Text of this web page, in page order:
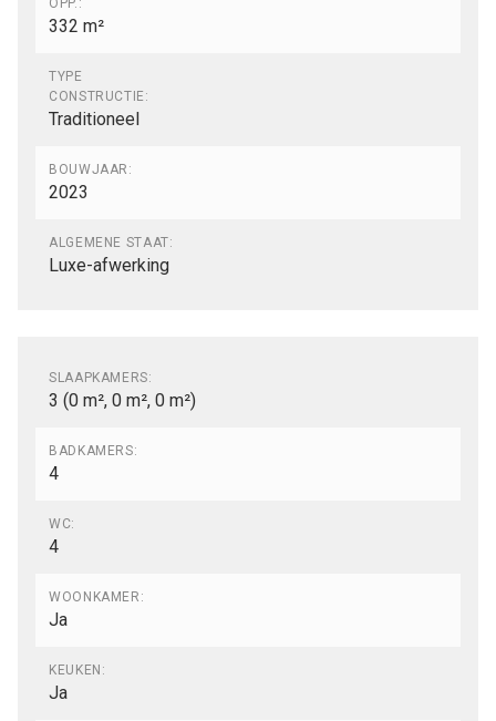
OPP.:
332 m²
TYPE
CONSTRUCTIE:
Traditioneel
BOUWJAAR:
2023
ALGEMENE STAAT:
Luxe-afwerking
Indeling
SLAAPKAMERS:
3 (0 m², 0 m², 0 m²)
BADKAMERS:
4
WC:
4
WOONKAMER:
Ja
KEUKEN:
Ja